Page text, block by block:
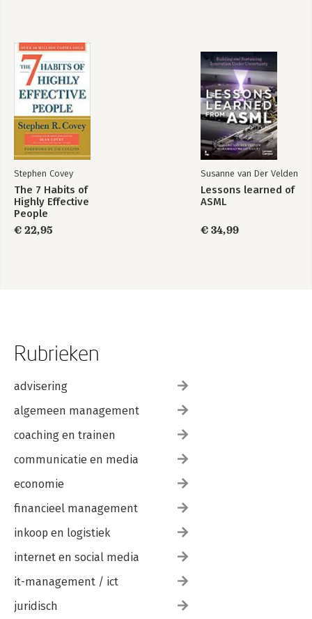
Stephen Covey
The 7 Habits of
Highly Effective
People
€ 22,95
Susanne van Der Velden
Lessons learned of
ASML
€ 34,99
Rubrieken
advisering
algemeen management
coaching en trainen
communicatie en media
economie
financieel management
inkoop en logistiek
internet en social media
it-management / ict
juridisch